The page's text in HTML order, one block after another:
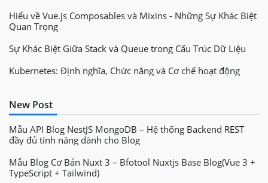
Hiểu về Vue.js Composables và Mixins - Những Sự Khác Biệt
Quan Trọng
Sự Khác Biệt Giữa Stack và Queue trong Cấu Trúc Dữ Liệu
Kubernetes: Định nghĩa, Chức năng và Cơ chế hoạt động
New Post
Mẫu API Blog NestJS MongoDB – Hệ thống Backend REST
đầy đủ tính năng dành cho Blog
Mẫu Blog Cơ Bản Nuxt 3 – Bfotool Nuxtjs Base Blog(Vue 3 +
TypeScript + Tailwind)